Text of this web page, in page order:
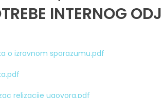
INTERNOG
o izravnom sporazumu.pdf
relizacije ugovora.pdf